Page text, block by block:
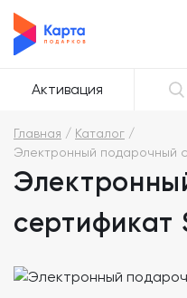
Активация
Главная
Каталог
Электронный подарочный
сертификат